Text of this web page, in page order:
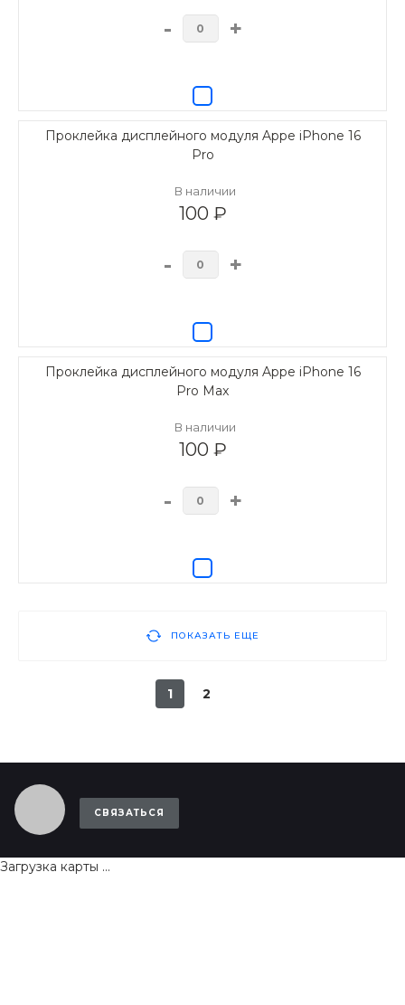
- +
Проклейка дисплейного модуля Appe iPhone 16
Pro
В наличии
100 ₽
- +
Проклейка дисплейного модуля Appe iPhone 16
Pro Max
В наличии
100 ₽
- +
ПОКАЗАТЬ ЕЩЕ
1 2
СВЯЗАТЬСЯ
Загрузка карты ...